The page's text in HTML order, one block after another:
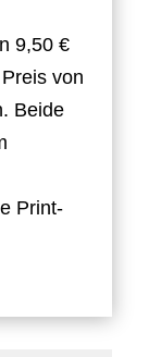
9,50 €
von
Beide
Print-